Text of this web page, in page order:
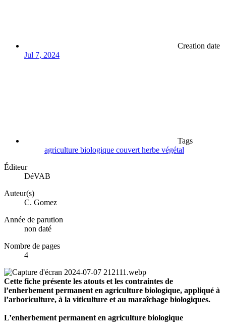
Creation date
Jul 7, 2024
Tags
agriculture biologique couvert herbe végétal
Éditeur
DéVAB
Auteur(s)
C. Gomez
Année de parution
non daté
Nombre de pages
4
Cette fiche présente les atouts et les contraintes de
l’enherbement permanent en agriculture biologique, appliqué à
l’arboriculture, à la viticulture et au maraîchage biologiques.
L’enherbement permanent en agriculture biologique